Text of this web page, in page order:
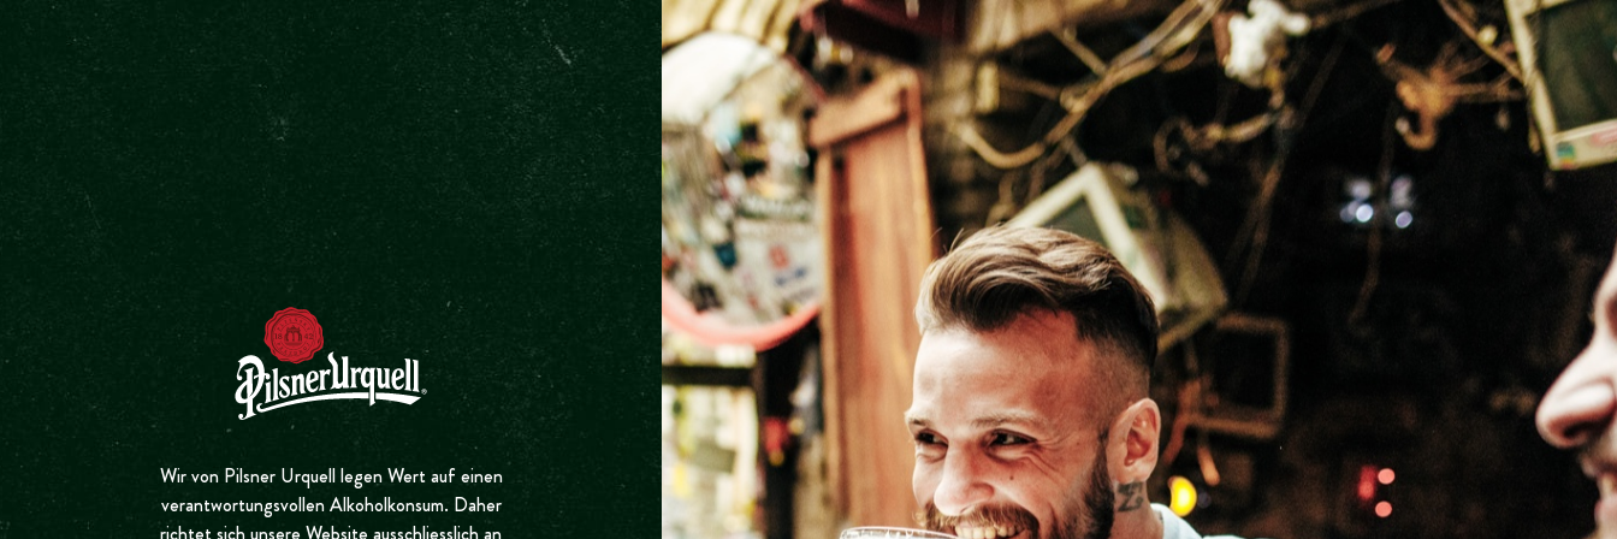
STARTSEITE RICHTIG EINSCHENKEN HOPFEN ARGUMENTS SCHLIESSEN
Wir von Pilsner Urquell legen Wert auf einen
verantwortungsvollen Alkoholkonsum. Daher